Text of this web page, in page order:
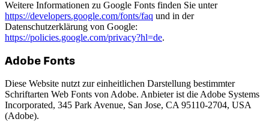
Weitere Informationen zu Google Fonts finden Sie unter
https://developers.google.com/fonts/faq und in der
Datenschutzerklärung von Google:
https://policies.google.com/privacy?hl=de.
Adobe Fonts
Diese Website nutzt zur einheitlichen Darstellung bestimmter
Schriftarten Web Fonts von Adobe. Anbieter ist die Adobe Systems
Incorporated, 345 Park Avenue, San Jose, CA 95110-2704, USA
(Adobe).